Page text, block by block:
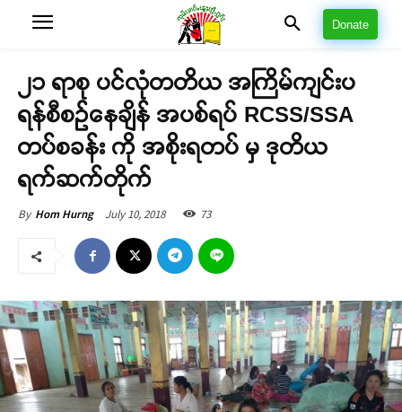
Donate
၂၁ ရာစု ပင်လုံတတိယ အကြိမ်ကျင်းပ
ရန်စီစဉ်နေချိန် အပစ်ရပ် RCSS/SSA
တပ်စခန်း ကို အစိုးရတပ် မှ ဒုတိယ
ရက်ဆက်တိုက်
By Hom Hurng July 10, 2018 73